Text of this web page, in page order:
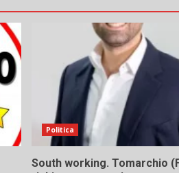
Politica
South working. Tomarchio